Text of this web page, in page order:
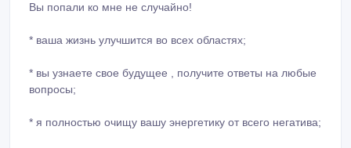
Вы попали ко мне не случайно!
* ваша жизнь улучшится во всех областях;
* вы узнаете свое будущее , получите ответы на любые
вопросы;
* я полностью очищу вашу энергетику от всего негатива;